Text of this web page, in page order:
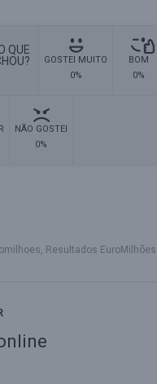
QUE
GOSTEI MUITO
0%
BOM
0%
NÃO GOSTEI
0%
, Resultados EuroMilhões